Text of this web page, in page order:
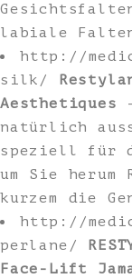
labiale
http://
silk/
Aesthetiques
natürlich
speziell für
um Sie
kurzem die
http://
perlane/
Face-Lift